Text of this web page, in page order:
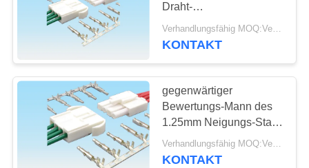
SITEMAP
PRIVACY
POLICY
Pin-Titel-
Verbindungsstück
Draht-
Verbindungsstücke,
elektrischer Draht-
Verhandlungsfähig MOQ:Verhandelbar
KONTAKT
gegenwärtiger
Bewertungs-Mann des
1.25mm Neigungs-Start-
Ziel-Sieg-
Verbindungsstück-1.0A
Verhandlungsfähig MOQ:Verhandelbar
KONTAKT